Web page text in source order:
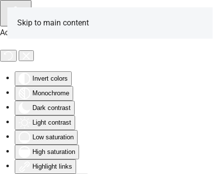
Accessibility Tools
Invert colors
Monochrome
Dark contrast
Light contrast
Low saturation
High saturation
Highlight links
Skip to main content